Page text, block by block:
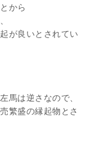
から
が良いとされてい
馬は逆さなので、
繁盛の縁起物とさ